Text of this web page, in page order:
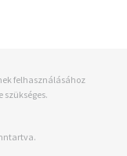
felhasználásához
szükséges.